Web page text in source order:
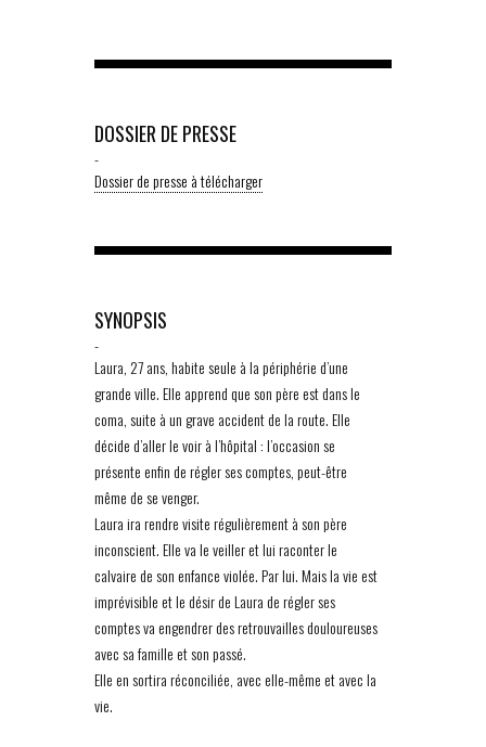
DOSSIER DE PRESSE
-
Dossier de presse à télécharger
SYNOPSIS
-
Laura, 27 ans, habite seule à la périphérie d’une
grande ville. Elle apprend que son père est dans le
coma, suite à un grave accident de la route. Elle
décide d’aller le voir à l’hôpital : l’occasion se
présente enfin de régler ses comptes, peut-être
même de se venger.
Laura ira rendre visite régulièrement à son père
inconscient. Elle va le veiller et lui raconter le
calvaire de son enfance violée. Par lui. Mais la vie est
imprévisible et le désir de Laura de régler ses
comptes va engendrer des retrouvailles douloureuses
avec sa famille et son passé.
Elle en sortira réconciliée, avec elle-même et avec la
vie.